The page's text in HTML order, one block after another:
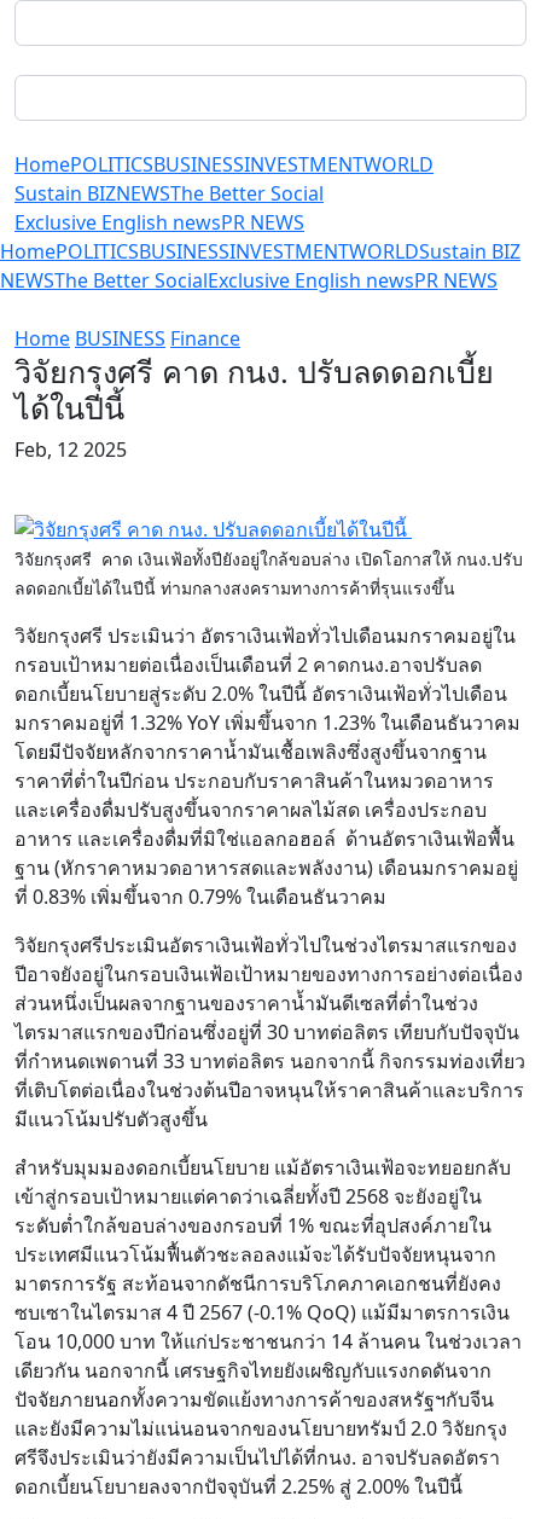
HomePOLITICSBUSINESSINVESTMENTWORLD
Sustain BIZNEWSThe Better Social
Exclusive English newsPR NEWS
HomePOLITICSBUSINESSINVESTMENTWORLDSustain BIZ
NEWSThe Better SocialExclusive English newsPR NEWS
Home BUSINESS Finance
วิจัยกรุงศรี คาด กนง. ปรับลดดอกเบี้ย
ได้ในปีนี้
Feb, 12 2025
วิจัยกรุงศรี คาด เงินเฟ้อทั้งปียังอยู่ใกล้ขอบล่าง เปิดโอกาสให้ กนง.ปรับ
ลดดอกเบี้ยได้ในปีนี้ ท่ามกลางสงครามทางการค้าที่รุนแรงขึ้น
วิจัยกรุงศรี ประเมินว่า อัตราเงินเฟ้อทั่วไปเดือนมกราคมอยู่ใน
กรอบเป้าหมายต่อเนื่องเป็นเดือนที่ 2 คาดกนง.อาจปรับลด
ดอกเบี้ยนโยบายสู่ระดับ 2.0% ในปีนี้ อัตราเงินเฟ้อทั่วไปเดือน
มกราคมอยู่ที่ 1.32% YoY เพิ่มขึ้นจาก 1.23% ในเดือนธันวาคม
โดยมีปัจจัยหลักจากราคาน้ำมันเชื้อเพลิงซึ่งสูงขึ้นจากฐาน
ราคาที่ต่ำในปีก่อน ประกอบกับราคาสินค้าในหมวดอาหาร
และเครื่องดื่มปรับสูงขึ้นจากราคาผลไม้สด เครื่องประกอบ
อาหาร และเครื่องดื่มที่มิใช่แอลกอฮอล์ ด้านอัตราเงินเฟ้อพื้น
ฐาน (หักราคาหมวดอาหารสดและพลังงาน) เดือนมกราคมอยู่
ที่ 0.83% เพิ่มขึ้นจาก 0.79% ในเดือนธันวาคม
วิจัยกรุงศรีประเมินอัตราเงินเฟ้อทั่วไปในช่วงไตรมาสแรกของ
ปีอาจยังอยู่ในกรอบเงินเฟ้อเป้าหมายของทางการอย่างต่อเนื่อง
ส่วนหนึ่งเป็นผลจากฐานของราคาน้ำมันดีเซลที่ต่ำในช่วง
ไตรมาสแรกของปีก่อนซึ่งอยู่ที่ 30 บาทต่อลิตร เทียบกับปัจจุบัน
ที่กำหนดเพดานที่ 33 บาทต่อลิตร นอกจากนี้ กิจกรรมท่องเที่ยว
ที่เติบโตต่อเนื่องในช่วงต้นปีอาจหนุนให้ราคาสินค้าและบริการ
มีแนวโน้มปรับตัวสูงขึ้น
สำหรับมุมมองดอกเบี้ยนโยบาย แม้อัตราเงินเฟ้อจะทยอยกลับ
เข้าสู่กรอบเป้าหมายแต่คาดว่าเฉลี่ยทั้งปี 2568 จะยังอยู่ใน
ระดับต่ำใกล้ขอบล่างของกรอบที่ 1% ขณะที่อุปสงค์ภายใน
ประเทศมีแนวโน้มฟื้นตัวชะลอลงแม้จะได้รับปัจจัยหนุนจาก
มาตรการรัฐ สะท้อนจากดัชนีการบริโภคภาคเอกชนที่ยังคง
ซบเซาในไตรมาส 4 ปี 2567 (-0.1% QoQ) แม้มีมาตรการเงิน
โอน 10,000 บาท ให้แก่ประชาชนกว่า 14 ล้านคน ในช่วงเวลา
เดียวกัน นอกจากนี้ เศรษฐกิจไทยยังเผชิญกับแรงกดดันจาก
ปัจจัยภายนอกทั้งความขัดแย้งทางการค้าของสหรัฐฯกับจีน
และยังมีความไม่แน่นอนจากของนโยบายทรัมป์ 2.0 วิจัยกรุง
ศรีจึงประเมินว่ายังมีความเป็นไปได้ที่กนง. อาจปรับลดอัตรา
ดอกเบี้ยนโยบายลงจากปัจจุบันที่ 2.25% สู่ 2.00% ในปีนี้